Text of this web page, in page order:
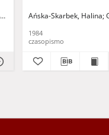
Leszek Horowicz,
Lucyna Grochomalski,
Ańska-Skarbek, Halina
1984
czasopismo